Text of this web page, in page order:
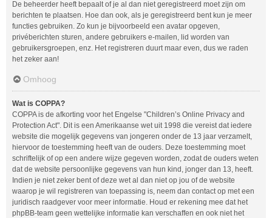
De beheerder heeft bepaalt of je al dan niet geregistreerd moet zijn om
berichten te plaatsen. Hoe dan ook, als je geregistreerd bent kun je meer
functies gebruiken. Zo kun je bijvoorbeeld een avatar opgeven,
privéberichten sturen, andere gebruikers e-mailen, lid worden van
gebruikersgroepen, enz. Het registreren duurt maar even, dus we raden
het zeker aan!
Omhoog
Wat is COPPA?
COPPA is de afkorting voor het Engelse "Children’s Online Privacy and
Protection Act". Dit is een Amerikaanse wet uit 1998 die vereist dat iedere
website die mogelijk gegevens van jongeren onder de 13 jaar verzamelt,
hiervoor de toestemming heeft van de ouders. Deze toestemming moet
schriftelijk of op een andere wijze gegeven worden, zodat de ouders weten
dat de website persoonlijke gegevens van hun kind, jonger dan 13, heeft.
Indien je niet zeker bent of deze wet al dan niet op jou of de website
waarop je wil registreren van toepassing is, neem dan contact op met een
juridisch raadgever voor meer informatie. Houd er rekening mee dat het
phpBB-team geen wettelijke informatie kan verschaffen en ook niet het